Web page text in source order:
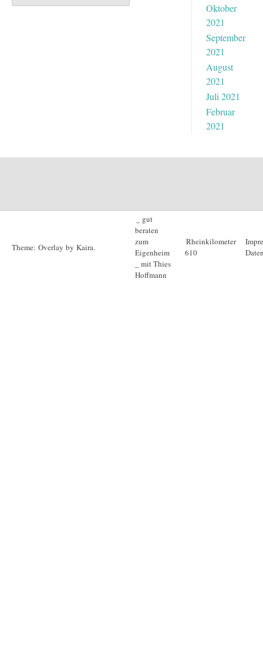
Oktober
2021
September
2021
August
2021
Juli 2021
Februar
2021
Theme: Overlay by Kaira.
_ gut
beraten
zum
Eigenheim
_ mit Thies
Hoffmann
Rheinkilometer
610